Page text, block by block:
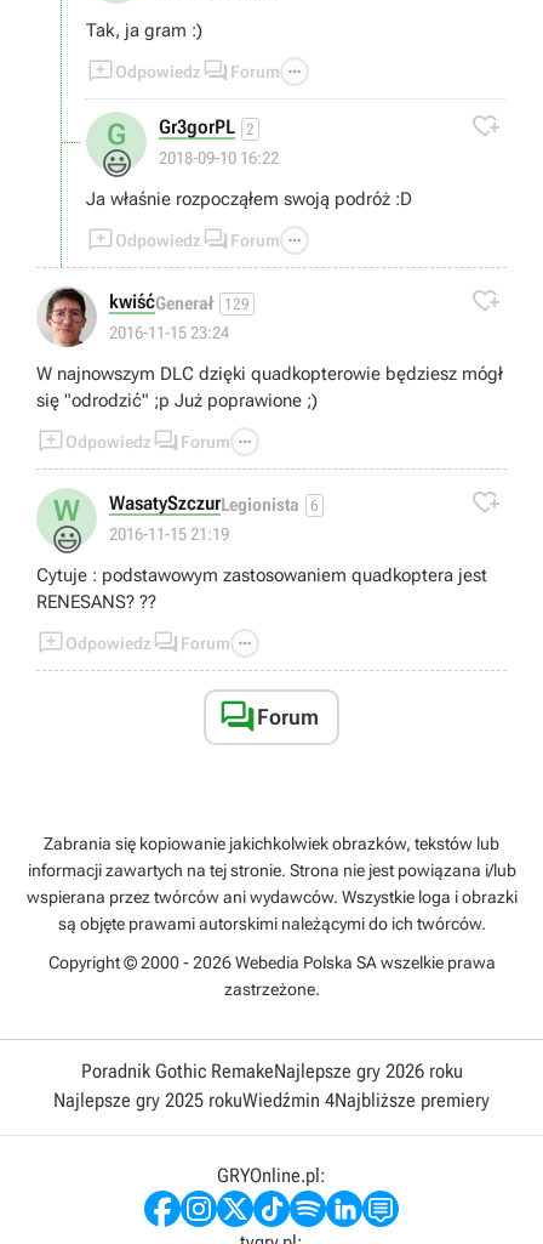
Tak, ja gram :)
Odpowiedz  Forum 
G
😃
Gr3gorPL 2
2018-09-10 16:22

Ja właśnie rozpocząłem swoją podróż :D
Odpowiedz  Forum 
kwiśćGenerał 129
2016-11-15 23:24

W najnowszym DLC dzięki quadkopterowie będziesz mógł
się "odrodzić" ;p Już poprawione ;)
Odpowiedz  Forum 
W
😃
WasatySzczurLegionista 6
2016-11-15 21:19

Cytuje : podstawowym zastosowaniem quadkoptera jest
RENESANS? ??
Odpowiedz  Forum 
Forum
Zabrania się kopiowanie jakichkolwiek obrazków, tekstów lub
informacji zawartych na tej stronie. Strona nie jest powiązana i/lub
wspierana przez twórców ani wydawców. Wszystkie loga i obrazki
są objęte prawami autorskimi należącymi do ich twórców.
Copyright © 2000 - 2026 Webedia Polska SA wszelkie prawa
zastrzeżone.
Poradnik Gothic RemakeNajlepsze gry 2026 roku
Najlepsze gry 2025 rokuWiedźmin 4Najbliższe premiery
GRYOnline.pl: